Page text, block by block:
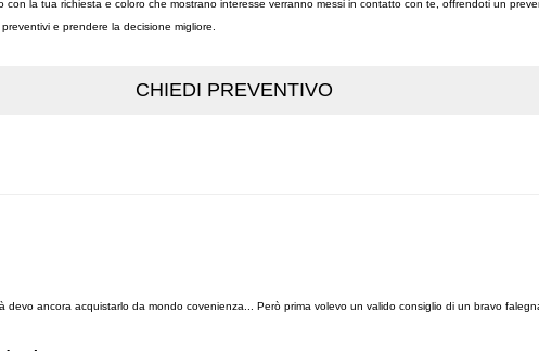
la tua richiesta e coloro che mostrano interesse verranno messi in contatto con te, offrendoti un
e prendere la decisione migliore.
ancora acquistarlo da mondo covenienza... Però prima volevo un valido consiglio di un bravo